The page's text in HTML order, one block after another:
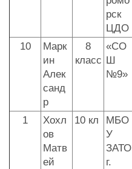
рск
ЦДО
10
Марк
ин
Алек
санд
р
8
класс
«СО
Ш
№9»
1
Хохл
ов
Матв
ей
10 кл
МБО
У
ЗАТО
г.